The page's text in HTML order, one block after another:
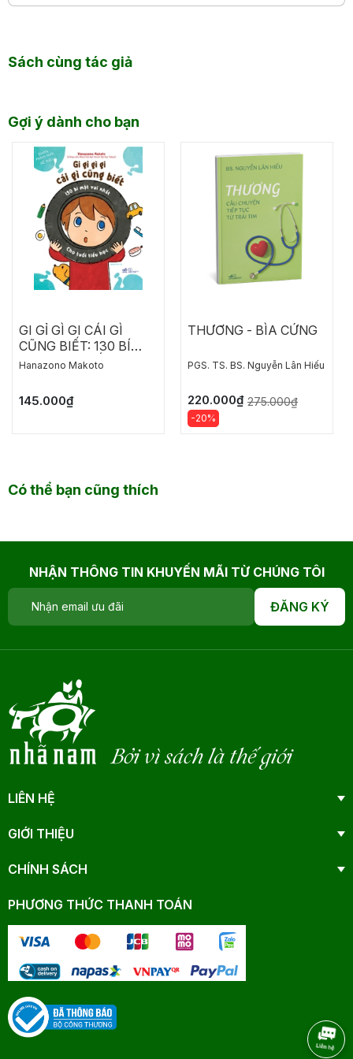
Sách cùng tác giả
Gợi ý dành cho bạn
GI GỈ GÌ GI CÁI GÌ
CŨNG BIẾT: 130 BÍ
MẬT VUI NHẤT CHO
Hanazono Makoto
145.000₫
THƯƠNG - BÌA CỨNG
PGS. TS. BS. Nguyễn Lân Hiếu
220.000₫ 275.000₫
-20%
Có thể bạn cũng thích
NHẬN THÔNG TIN KHUYẾN MÃI TỪ CHÚNG TÔI
ĐĂNG KÝ
Bởi vì sách là thế giới
LIÊN HỆ
GIỚI THIỆU
CHÍNH SÁCH
PHƯƠNG THỨC THANH TOÁN